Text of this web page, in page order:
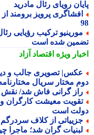
رویای رئال مادرید
پرویز برومند از
شده است
ویژهاقتصاد آزاد
تصویری جالب و دیدنی
مختار سریال مختارنامه در 59 سالگی؛ سال
گرانی فاش شد/ نقش
معیشت کارگران و
است
از کلاف سردرگم
گران شد؛ ماجرا